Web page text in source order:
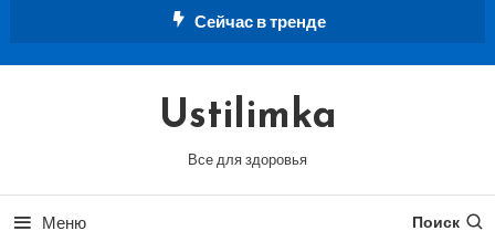
Сейчас в тренде
Ustilimka
Все для здоровья
Меню Поиск